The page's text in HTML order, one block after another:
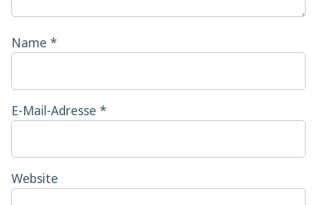
Name *
E-Mail-Adresse *
Website